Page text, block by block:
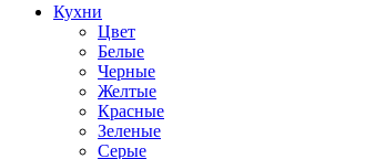
Кухни
Цвет
Белые
Черные
Желтые
Красные
Зеленые
Серые